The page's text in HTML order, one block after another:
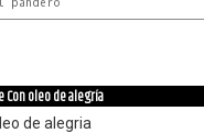
Con oleo de alegría
de alegria